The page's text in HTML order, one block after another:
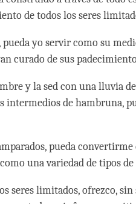
de todos los seres
yo servir como su
curado de sus
y la sed con una lluvia
intermedios de hambruna,
pueda
una variedad de tipos de
seres limitados, ofrezco,